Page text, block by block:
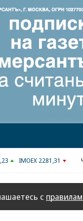
IMOEX 2281,31
с